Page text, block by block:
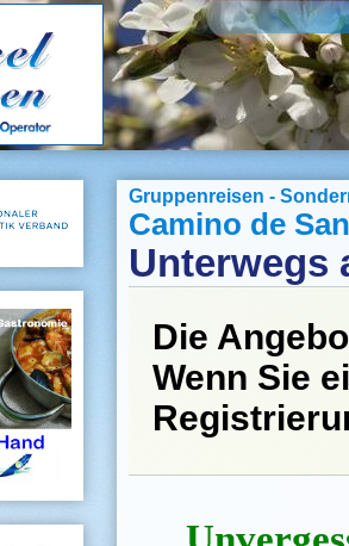
Gruppenreisen -
Camino de
Unterwegs
Die
Wenn Sie